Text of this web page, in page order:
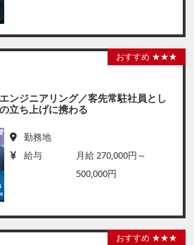
おすすめ ★★★
ンジニアリング／客先常駐社員とし
立ち上げに携わる
勤務地
給与
月給 270,000円～
500,000円
おすすめ ★★★